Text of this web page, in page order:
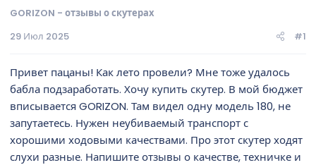
м
а
а
GORIZON - отзывы о скутерах
29 Июл 2025
#1
Привет пацаны! Как лето провели? Мне тоже удалось
бабла подзаработать. Хочу купить скутер. В мой бюджет
вписывается GORIZON. Там видел одну модель 180, не
запутаетесь. Нужен неубиваемый транспорт с
хорошими ходовыми качествами. Про этот скутер ходят
слухи разные. Напишите отзывы о качестве, техничке и